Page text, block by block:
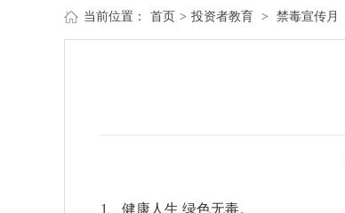
当前位置： 首页 > 投资者教育 > 禁毒宣传月
1、健康人生 绿色无毒。